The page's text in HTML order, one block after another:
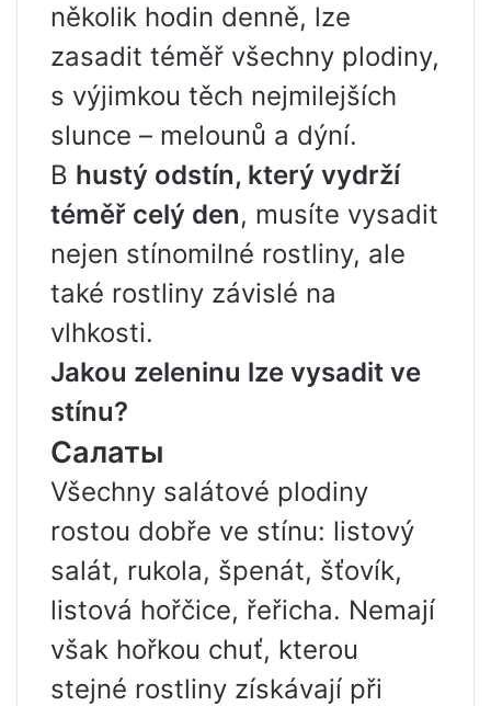
několik hodin denně, lze
zasadit téměř všechny plodiny,
s výjimkou těch nejmilejších
slunce – melounů a dýní.
В hustý odstín, který vydrží
téměř celý den, musíte vysadit
nejen stínomilné rostliny, ale
také rostliny závislé na
vlhkosti.
Jakou zeleninu lze vysadit ve
stínu?
Салаты
Všechny salátové plodiny
rostou dobře ve stínu: listový
salát, rukola, špenát, šťovík,
listová hořčice, řeřicha. Nemají
však hořkou chuť, kterou
stejné rostliny získávají při